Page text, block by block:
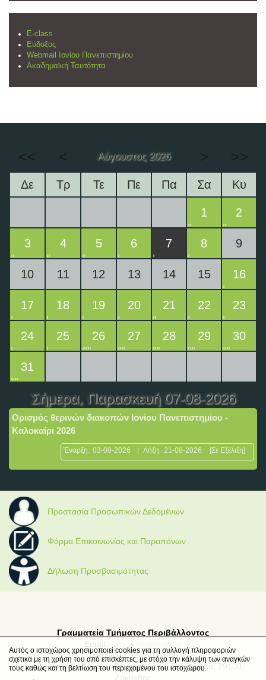
E-class
Εύδοξος
Webmail Ιονίου Πανεπιστημίου
Ακαδημαϊκή Ταυτότητα
<< < Αύγουστος 2026 > >>
Δε Τρ Τε Πε Πα Σα Κυ
1 2
3 4 5 6 7 8 9
10 11 12 13 14 15 16
17 18 19 20 21 22 23
24 25 26 27 28 29 30
31
Σήμερα, Παρασκευή 07-08-2026
Ορισμός θερινών διακοπών Ιονίου Πανεπιστημίου -
Καλοκαίρι 2026
Έναρξη: 03-08-2026 Λήξη: 21-08-2026 [Σε Εξέλιξη]
Προστασία Προσωπικών Δεδομένων
Φόρμα Επικοινωνίας και Παραπόνων
Δήλωση Προσβασιμότητας
Γραμματεία Τμήματος Περιβάλλοντος
Email:
Τηλέφωνο: 2695021050
Διεύθυνση: Μ. Μινώτου-Γιαννοπούλου, Παναγούλα, 29100,
Ζάκυνθος
Αυτός ο ιστοχώρος χρησιμοποιεί cookies για τη συλλογή πληροφοριών
σχετικά με τη χρήση του από επισκέπτες, με στόχο την κάλυψη των αναγκών
τους καθώς και τη βελτίωση του περιεχομένου του ιστοχώρου.